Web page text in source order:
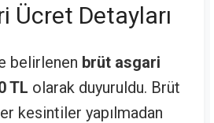
Ücret Detayları
belirlenen brüt asgari
TL olarak duyuruldu. Brüt
kesintiler yapılmadan